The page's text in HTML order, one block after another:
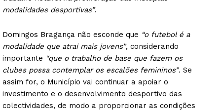
modalidades desportivas”.
Domingos Bragança não esconde que “o futebol é a
modalidade que atrai mais jovens”, considerando
importante “que o trabalho de base que fazem os
clubes possa contemplar os escalões femininos”. Se
assim for, o Município vai continuar a apoiar o
investimento e o desenvolvimento desportivo das
colectividades, de modo a proporcionar as condições